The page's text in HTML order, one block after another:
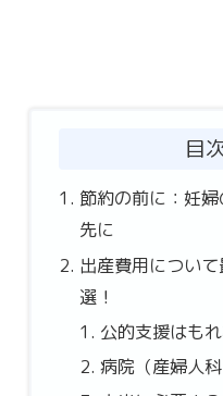
目
節約の前に：妊
先に
出産費用につい
選！
公的支援はも
病院（産婦人